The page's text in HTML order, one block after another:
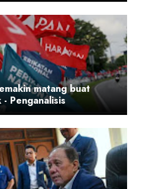
matang buat
Penganalisis